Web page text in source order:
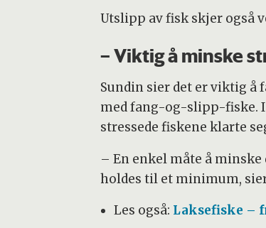
Utslipp av fisk skjer også
– Viktig å minske
Sundin sier det er viktig å
med fang-og-slipp-fiske.
stressede fiskene klarte
– En enkel måte å
holdes til et minimum,
Les også: Laksefiske –